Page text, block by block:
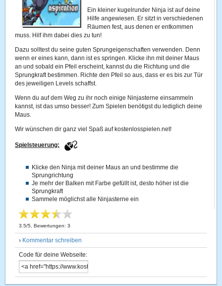
Ein kleiner kugelrunder Ninja ist auf deine
Hilfe angewiesen. Er sitzt in verschiedenen
Räumen fest, aus denen er entkommen
muss. Hilf ihm dabei dies zu tun!
Dazu solltest du seine guten Sprungeigenschaften verwenden. Denn
wenn er eines kann, dann ist es springen. Klicke ihn mit deiner Maus
an und sobald ein Pfeil erscheint, kannst du die Richtung und die
Sprungkraft bestimmen. Richte den Pfeil so aus, dass er es bis zur Tür
des jeweiligen Levels schaffst.
Wenn du auf dem Weg zu ihr noch einige Ninjasterne einsammeln
kannst, ist das umso besser! Zum Spielen benötigst du lediglich deine
Maus.
Wir wünschen dir ganz viel Spaß auf kostenlosspielen.net!
Spielsteuerung:
Klicke den Ninja mit deiner Maus an und bestimme die
Sprungrichtung
Je mehr der Balken mit Farbe gefüllt ist, desto höher ist die
Sprungkraft
Sammele möglichst alle Ninjasterne ein
3.5/5 , Bewertungen:3
› Kommentar schreiben
Code für deine Webseite: